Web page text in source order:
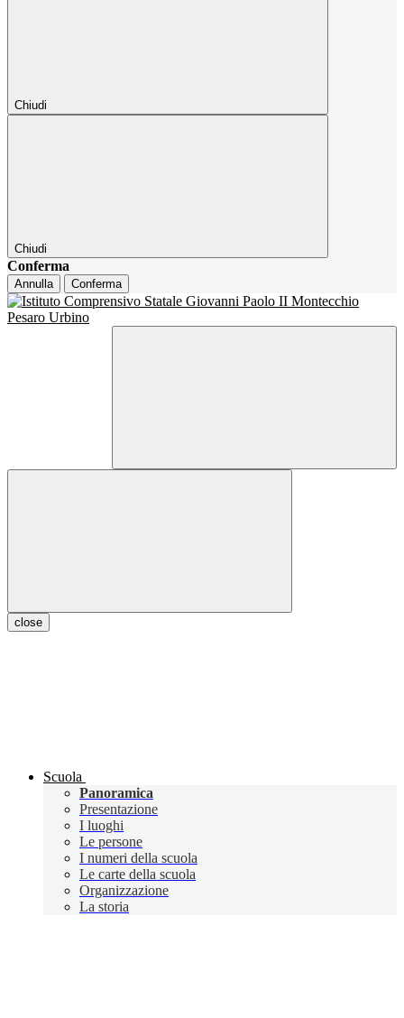
Chiudi
Chiudi
Conferma
Annulla Conferma
close
Scuola
Panoramica
Presentazione
I luoghi
Le persone
I numeri della scuola
Le carte della scuola
Organizzazione
La storia